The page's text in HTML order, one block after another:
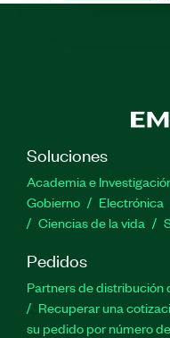
Soluciones
Academia e
Gobierno
Electrónica
Ciencias de la vida
Pedidos
Partners de distribución
Recuperar una
su pedido por número